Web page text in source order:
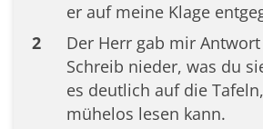
er auf meine Klage
2
Der Herr gab mir
Schreib nieder, was du
es deutlich auf die
mühelos lesen kann.